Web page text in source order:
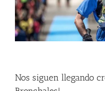
Nos siguen llegando